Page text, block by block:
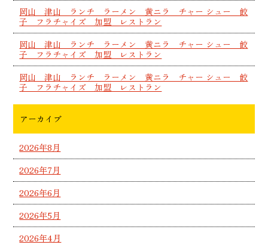
岡山 津山 ランチ ラーメン 黄ニラ チャー シュー 餃
子 フラチャイズ 加盟 レストラン
岡山 津山 ランチ ラーメン 黄ニラ チャー シュー 餃
子 フラチャイズ 加盟 レストラン
岡山 津山 ランチ ラーメン 黄ニラ チャー シュー 餃
子 フラチャイズ 加盟 レストラン
アーカイブ
2026年8月
2026年7月
2026年6月
2026年5月
2026年4月